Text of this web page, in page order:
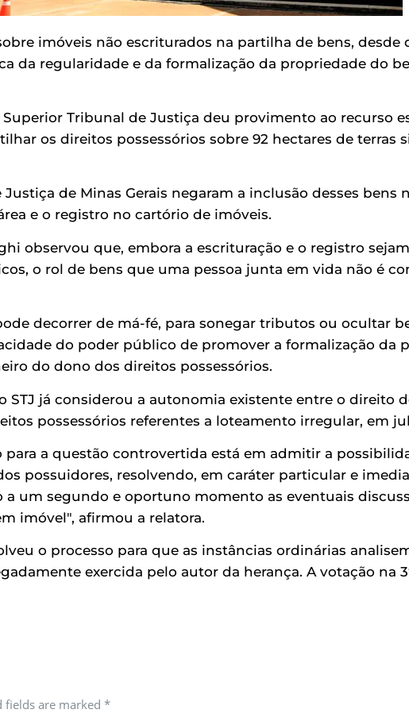
imóveis não escriturados na partilha de bens, desde
da regularidade e da formalização da propriedade do
Tribunal de Justiça deu provimento ao recurso
os direitos possessórios sobre 92 hectares de terras
de Minas Gerais negaram a inclusão desses bens
e o registro no cartório de imóveis.
observou que, embora a escrituração e o registro
o rol de bens que uma pessoa junta em vida não é
decorrer de má-fé, para sonegar tributos ou ocultar
do poder público de promover a formalização da
do dono dos direitos possessórios.
STJ já considerou a autonomia existente entre o direito
possessórios referentes a loteamento irregular, em
para a questão controvertida está em admitir a
possuidores, resolvendo, em caráter particular e
a um segundo e oportuno momento as eventuais
imóvel", afirmou a relatora.
o processo para que as instâncias ordinárias
exercida pelo autor da herança. A votação na
fields are marked *